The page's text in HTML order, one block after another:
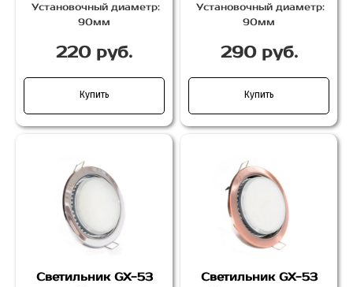
Установочный диаметр:
90мм
220 руб.
Купить
Установочный диаметр:
90мм
290 руб.
Купить
Светильник GX-53
Светильник GX-53